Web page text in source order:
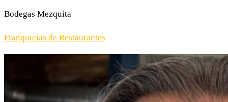
Bodegas Mezquita
Franquicias de Restaurantes